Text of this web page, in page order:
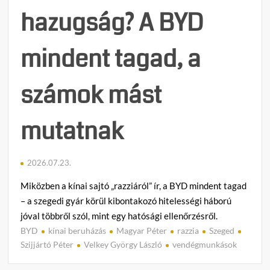
hazugság? A BYD
mindent tagad, a
számok mást
mutatnak
2026.07.23.
Miközben a kínai sajtó „razziáról” ír, a BYD mindent tagad
– a szegedi gyár körül kibontakozó hitelességi háború
jóval többről szól, mint egy hatósági ellenőrzésről.
BYD kínai beruházás Magyar Péter razzia
Szeged
Szijjártó Péter
Velkey György László vendégmunkások